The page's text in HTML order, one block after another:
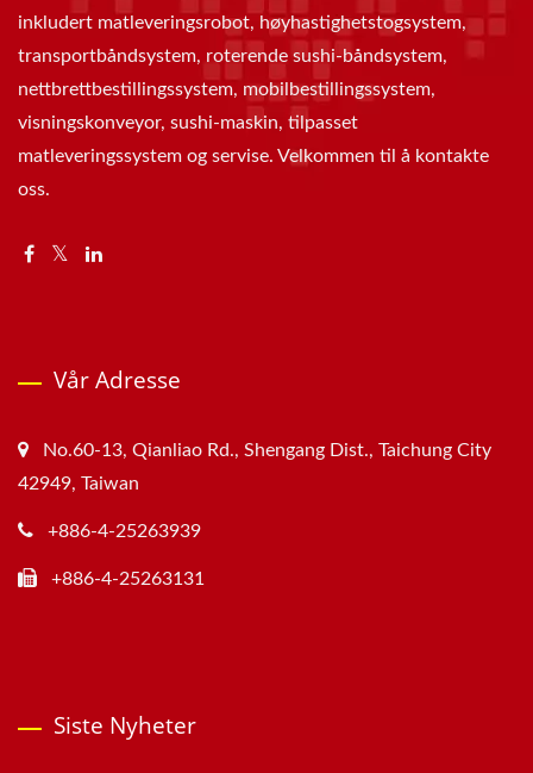
inkludert matleveringsrobot, høyhastighetstogsystem,
transportbåndsystem, roterende sushi-båndsystem,
nettbrettbestillingssystem, mobilbestillingssystem,
visningskonveyor, sushi-maskin, tilpasset
matleveringssystem og servise. Velkommen til å kontakte
oss.
Vår Adresse
No.60-13, Qianliao Rd., Shengang Dist., Taichung City
42949, Taiwan
+886-4-25263939
+886-4-25263131
Siste Nyheter